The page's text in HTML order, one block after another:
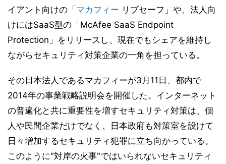
イアント向けの「 マカフィー リブセーフ」や、法人向
けにはSaaS型の「McAfee SaaS Endpoint
Protection」をリリースし、現在でもシェアを維持し
ながらセキュリティ対策企業の一角を担っている。
その日本法人であるマカフィーが3月11日、都内で
2014年の事業戦略説明会を開催した。インターネット
の普遍化と共に重要性を増すセキュリティ対策は、個
人や民間企業だけでなく、日本政府も対策室を設けて
日々増加するセキュリティ犯罪に立ち向かっている。
このように"対岸の火事"ではいられないセキュリティ